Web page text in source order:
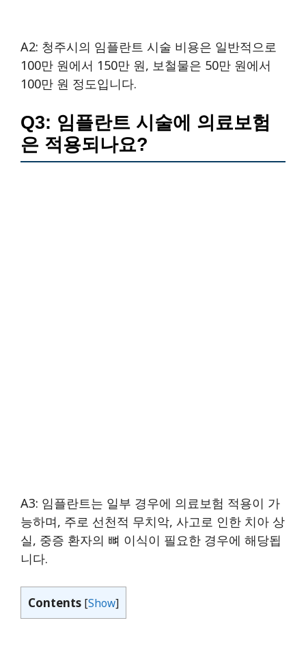
A2: 청주시의 임플란트 시술 비용은 일반적으로
100만 원에서 150만 원, 보철물은 50만 원에서
100만 원 정도입니다.
Q3: 임플란트 시술에 의료보험
은 적용되나요?
A3: 임플란트는 일부 경우에 의료보험 적용이 가
능하며, 주로 선천적 무치악, 사고로 인한 치아 상
실, 중증 환자의 뼈 이식이 필요한 경우에 해당됩
니다.
Contents [Show]